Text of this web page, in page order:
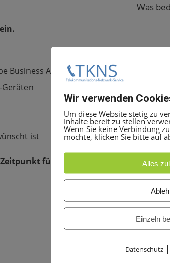
Business Anlagen
ist
für einen
Was
Kann
Sind
Gibt es
Ist die
Wir verwenden
Um diese Website stetig zu
Inhalte bereit zu stellen
Wenn Sie keine Verbindung
möchte, klicken Sie bitte auf
Alles
Einzeln
Datenschutz |